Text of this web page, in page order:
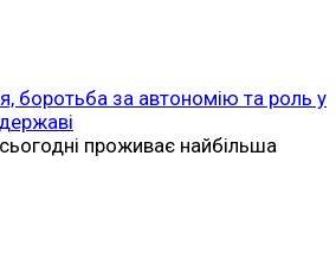
боротьба за автономію та роль у
проживає найбільша